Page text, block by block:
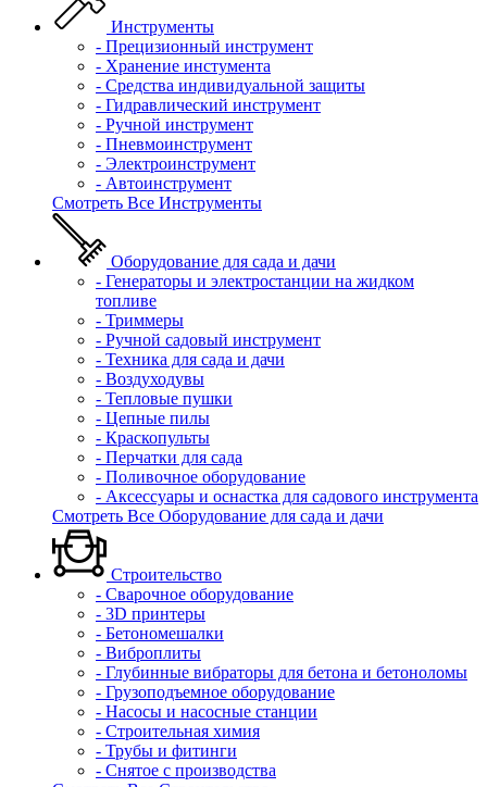
Инструменты
- Прецизионный инструмент
- Хранение инстумента
- Средства индивидуальной защиты
- Гидравлический инструмент
- Ручной инструмент
- Пневмоинструмент
- Электроинструмент
- Автоинструмент
Смотреть Все Инструменты
Оборудование для сада и дачи
- Генераторы и электростанции на жидком
топливе
- Триммеры
- Ручной садовый инструмент
- Техника для сада и дачи
- Воздуходувы
- Тепловые пушки
- Цепные пилы
- Краскопульты
- Перчатки для сада
- Поливочное оборудование
- Аксессуары и оснастка для садового инструмента
Смотреть Все Оборудование для сада и дачи
Строительство
- Сварочное оборудование
- 3D принтеры
- Бетономешалки
- Виброплиты
- Глубинные вибраторы для бетона и бетоноломы
- Грузоподъемное оборудование
- Насосы и насосные станции
- Строительная химия
- Трубы и фитинги
- Снятое с производства